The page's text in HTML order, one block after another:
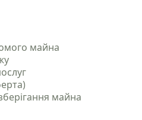
майна
майна